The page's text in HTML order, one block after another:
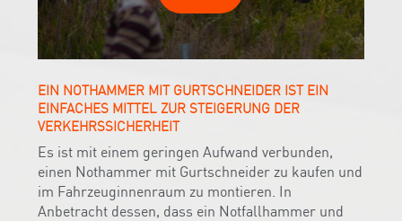
EIN NOTHAMMER MIT GURTSCHNEIDER IST EIN
EINFACHES MITTEL ZUR STEIGERUNG DER
VERKEHRSSICHERHEIT
Es ist mit einem geringen Aufwand verbunden,
einen Nothammer mit Gurtschneider zu kaufen und
im Fahrzeuginnenraum zu montieren. In
Anbetracht dessen, dass ein Notfallhammer und